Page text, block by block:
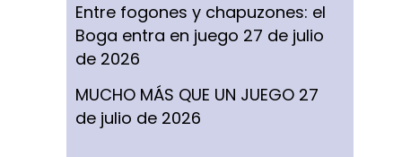
Entre fogones y chapuzones: el
Boga entra en juego 27 de julio
de 2026
MUCHO MÁS QUE UN JUEGO 27
de julio de 2026